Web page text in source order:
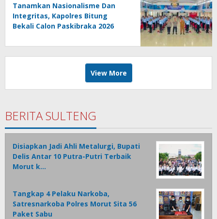
Tanamkan Nasionalisme Dan
Integritas, Kapolres Bitung
Bekali Calon Paskibraka 2026
View More
BERITA SULTENG
Disiapkan Jadi Ahli Metalurgi, Bupati
Delis Antar 10 Putra-Putri Terbaik
Morut k…
Tangkap 4 Pelaku Narkoba,
Satresnarkoba Polres Morut Sita 56
Paket Sabu